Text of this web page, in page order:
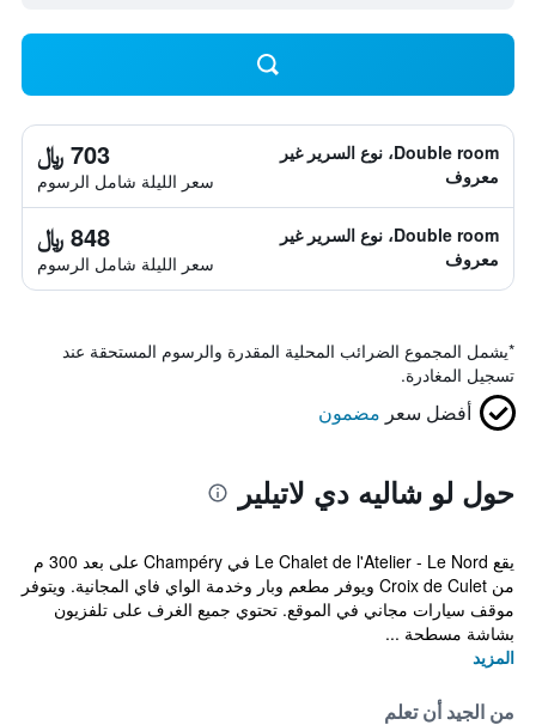
Double room، نوع السرير غير
معروف
703 ﷼
سعر الليلة شامل الرسوم
Double room، نوع السرير غير
معروف
848 ﷼
سعر الليلة شامل الرسوم
*يشمل المجموع الضرائب المحلية المقدرة والرسوم المستحقة عند
تسجيل المغادرة.
أفضل سعر مضمون
حول لو شاليه دي لاتيلير
يقع Le Chalet de l'Atelier - Le Nord في Champéry على بعد 300 م
من Croix de Culet ويوفر مطعم وبار وخدمة الواي فاي المجانية. ويتوفر
موقف سيارات مجاني في الموقع. تحتوي جميع الغرف على تلفزيون
بشاشة مسطحة ...
المزيد
من الجيد أن تعلم